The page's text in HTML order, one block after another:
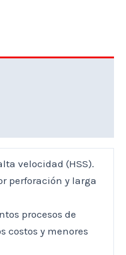
velocidad (HSS).
perforación y larga
procesos de
costos y menores